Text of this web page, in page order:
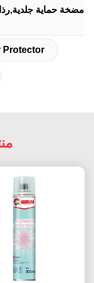
مضخة حماية
Protector